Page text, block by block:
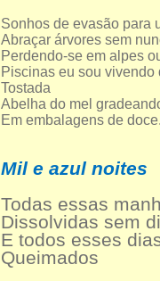
Sonhos de evasão para
Abraçar árvores sem
Perdendo-se em alpes
Piscinas eu sou
Tostada
Abelha do mel
Em embalagens de
Mil e azul noites
Todas essas
Dissolvidas sem
E todos esses
Queimados